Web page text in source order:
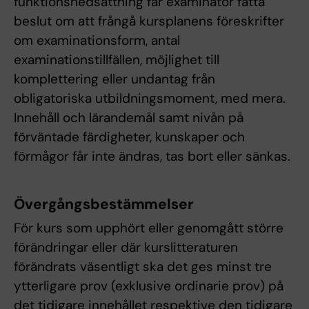
beslut om att frångå kursplanens föreskrifter
om examinationsform, antal
examinationstillfällen, möjlighet till
komplettering eller undantag från
obligatoriska utbildningsmoment, med mera.
Innehåll och lärandemål samt nivån på
förväntade färdigheter, kunskaper och
förmågor får inte ändras, tas bort eller sänkas.
Övergångsbestämmelser
För kurs som upphört eller genomgått större
förändringar eller där kurslitteraturen
förändrats väsentligt ska det ges minst tre
ytterligare prov (exklusive ordinarie prov) på
det tidigare innehållet respektive den tidigare